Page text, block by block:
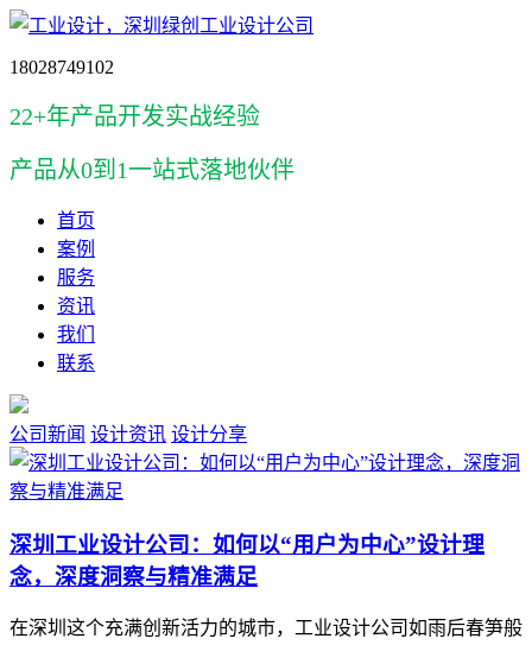
18028749102
22+年产品开发实战经验
产品从0到1一站式落地伙伴
首页
案例
服务
资讯
我们
联系
公司新闻 设计资讯 设计分享
深圳工业设计公司：如何以“用户为中心”设计理
念，深度洞察与精准满足
在深圳这个充满创新活力的城市，工业设计公司如雨后春笋般